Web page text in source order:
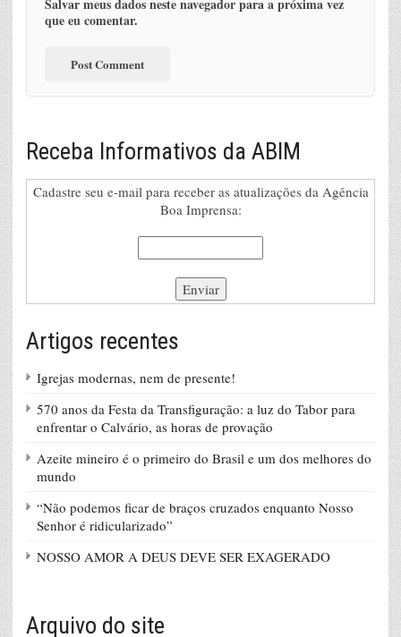
Salvar meus dados neste navegador para a próxima vez
que eu comentar.
Receba Informativos da ABIM
Cadastre seu e-mail para receber as atualizações da Agência
Boa Imprensa:
Artigos recentes
Igrejas modernas, nem de presente!
570 anos da Festa da Transfiguração: a luz do Tabor para
enfrentar o Calvário, as horas de provação
Azeite mineiro é o primeiro do Brasil e um dos melhores do
mundo
“Não podemos ficar de braços cruzados enquanto Nosso
Senhor é ridicularizado”
NOSSO AMOR A DEUS DEVE SER EXAGERADO
Arquivo do site